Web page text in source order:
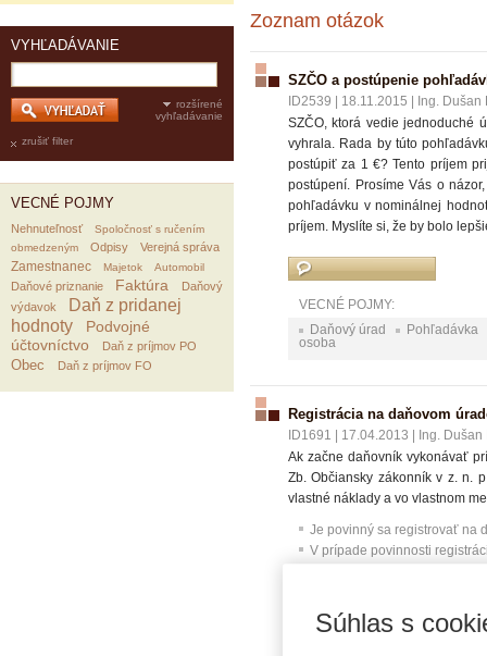
VYHĽADÁVANIE
rozšírené
vyhľadávanie
zrušiť filter
VECNÉ POJMY
Nehnuteľnosť
Spoločnosť s ručením
obmedzeným
Odpisy Verejná správa
Zamestnanec Majetok Automobil
Daňové priznanie Faktúra
Daňový
výdavok
Daň z pridanej
hodnoty
Podvojné
účtovníctvo
Daň z príjmov PO
Obec Daň z príjmov FO
Zoznam otázok
SZČO a postúpenie
ID2539 18.11.2015
Ing.
SZČO, ktorá vedie jednoduché
vyhrala. Rada by túto
postúpiť za 1 €? Tento príjem
postúpení. Prosíme Vás o
pohľadávku v nominálnej
príjem. Myslíte si, že by bolo
VECNÉ POJMY:
Daňový úrad
Pohľadávka
osoba
Registrácia na daňovom
ID1691 17.04.2013
Ing.
Ak začne daňovník vykonávať
Zb. Občiansky zákonník v z. n.
vlastné náklady a vo vlastnom
Je povinný sa registrovať na
V prípade povinnosti
Čo všetko patrí do činností,
Je osoba, ktorej je
Súhlas s